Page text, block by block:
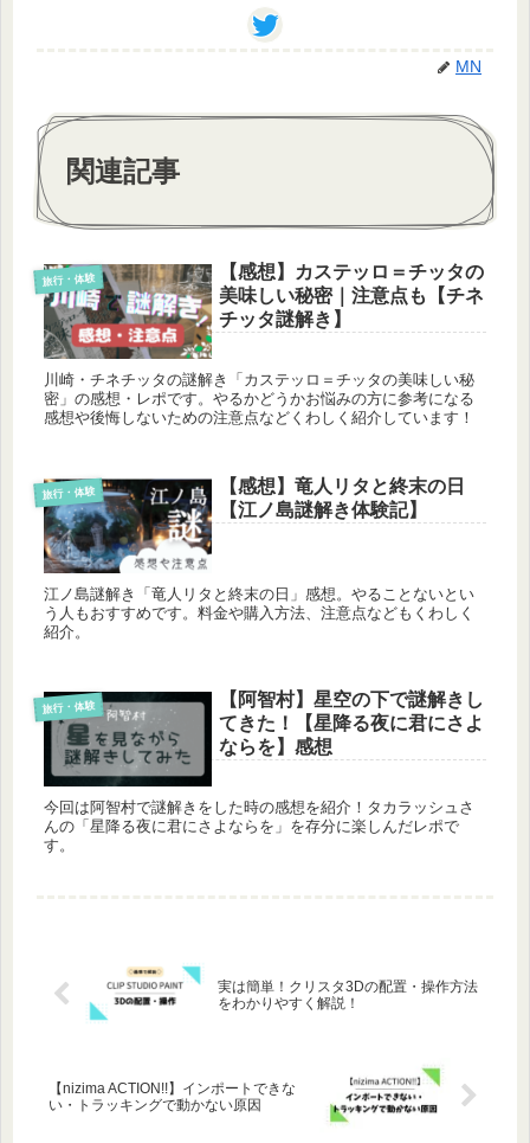
MN
関連記事
旅行・体験
【感想】カステッロ＝チッタの
美味しい秘密｜注意点も【チネ
チッタ謎解き】
川崎・チネチッタの謎解き「カステッロ＝チッタの美味しい秘
密」の感想・レポです。やるかどうかお悩みの方に参考になる
感想や後悔しないための注意点などくわしく紹介しています！
旅行・体験
【感想】竜人リタと終末の日
【江ノ島謎解き体験記】
江ノ島謎解き「竜人リタと終末の日」感想。やることないとい
う人もおすすめです。料金や購入方法、注意点などもくわしく
紹介。
旅行・体験
【阿智村】星空の下で謎解きし
てきた！【星降る夜に君にさよ
ならを】感想
今回は阿智村で謎解きをした時の感想を紹介！タカラッシュさ
んの「星降る夜に君にさよならを」を存分に楽しんだレポで
す。
実は簡単！クリスタ3Dの配置・操作方法
をわかりやすく解説！
【nizima ACTION!!】インポートできな
い・トラッキングで動かない原因